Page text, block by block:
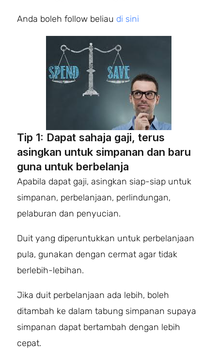
Anda boleh follow beliau di sini
Tip 1: Dapat sahaja gaji, terus
asingkan untuk simpanan dan baru
guna untuk berbelanja
Apabila dapat gaji, asingkan siap-siap untuk
simpanan, perbelanjaan, perlindungan,
pelaburan dan penyucian.
Duit yang diperuntukkan untuk perbelanjaan
pula, gunakan dengan cermat agar tidak
berlebih-lebihan.
Jika duit perbelanjaan ada lebih, boleh
ditambah ke dalam tabung simpanan supaya
simpanan dapat bertambah dengan lebih
cepat.